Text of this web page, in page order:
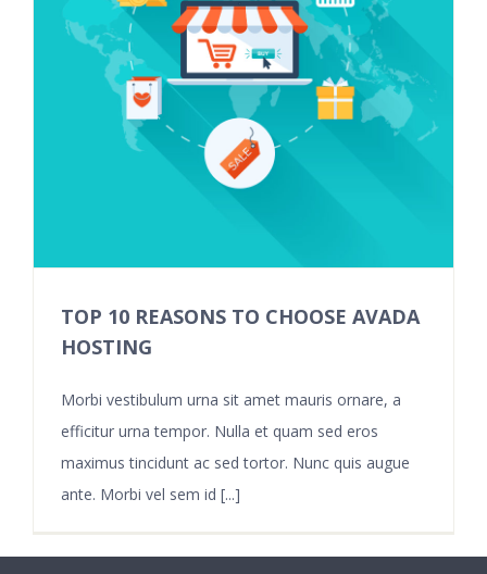
TOP 10 REASONS TO CHOOSE AVADA
HOSTING
Morbi vestibulum urna sit amet mauris ornare, a
efficitur urna tempor. Nulla et quam sed eros
maximus tincidunt ac sed tortor. Nunc quis augue
ante. Morbi vel sem id [...]